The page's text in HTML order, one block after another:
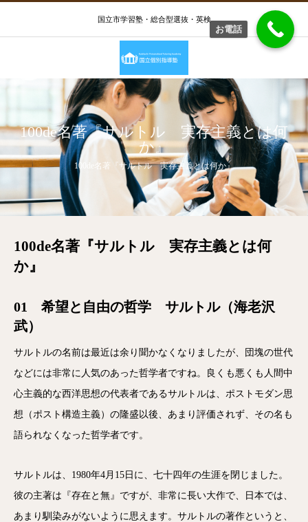
国立市学習塾・総合型選抜・英検
100de名著『サルトル 実存主義とは何
か』
100de名著『サルトル 実存主義とは何か』
100de名著『サルトル 実存主義とは何
か』
01 希望と自由の哲学 サルトル（海老沢
武）
サルトルの名前は最近は余り聞かなくなりましたが、団塊の世代
などには非常に人気のあった哲学者ですね。良くも悪くも人間中
心主義的な西洋思想の代表者であるサルトルは、ポストモダン思
想（ポスト構造主義）の隆盛以後、あまり評価されず、その名も
語られなくなった哲学者です。
サルトルは、1980年4月15日に、七十四年の生涯を閉じました。
彼の主著は『存在と無』ですが、非常に長い大作で、日本では、
あまり馴染みがないように思えます。サルトルの著作というと、
お電話